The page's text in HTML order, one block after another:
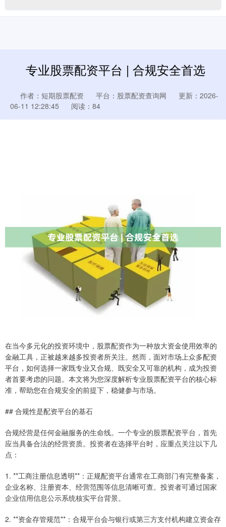
专业股票配资平台 | 合规安全首选
作者：短期股票配资 平台：股票配资查询网
更新：2026-
06-11 12:28:45
阅读：84
在当今多元化的投资环境中，股票配资作为一种放大资金使用效率的
金融工具，正被越来越多投资者所关注。然而，面对市场上众多配资
平台，如何选择一家既专业又合规、既安全又可靠的机构，成为投资
者首要考虑的问题。本文将为您深度解析专业股票配资平台的核心标
准，帮助您在合规安全的前提下，稳健参与市场。
## 合规性是配资平台的基石
合规经营是任何金融服务的生命线。一个专业的股票配资平台，首先
应当具备合法的经营资质。投资者在选择平台时，应重点关注以下几
点：
1. **工商注册信息透明**：正规配资平台通常在工商部门有完整备案，
企业名称、注册资本、经营范围等信息清晰可查。投资者可通过国家
企业信用信息公示系统核实平台背景。
2. **资金存管规范**：合规平台会与银行或第三方支付机构建立资金存